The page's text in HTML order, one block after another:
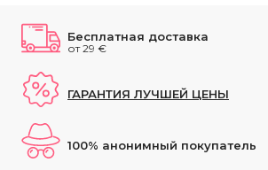
Бесплатная доставка
от 29 €
ГАРАНТИЯ ЛУЧШЕЙ ЦЕНЫ
100% анонимный покупатель